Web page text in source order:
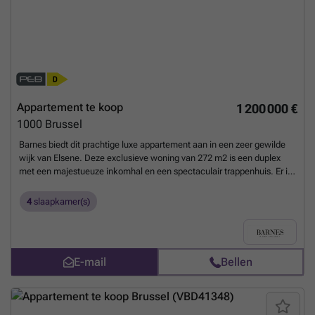
1 200 000 €
Appartement te koop
1000 Brussel
Barnes biedt dit prachtige luxe appartement aan in een zeer gewilde
wijk van Elsene. Deze exclusieve woning van 272 m2 is een duplex
met een majestueuze inkomhal en een spectaculair trappenhuis. Er is
achterzijde, een prachtige eetkamer met luxe houten lambrisering,
beglazing - recente gemeenschappelijke verwarmingsketel - 1
parkeerplaats in de kelder - kelder - kosten van 900 euro/maand.
Gedeeld zwembad in het gebouw - 250 m² woonoppervlak. Terras -
ConciërgeMeer weten?
4 slaapkamer(s)
E-mail Bellen